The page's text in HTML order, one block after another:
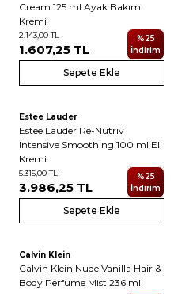
Cream 125 ml Ayak Bakım
Kremi
2.143,00TL
1.607,25 TL
%25
İndirim
Sepete Ekle
Estee Lauder
Estee Lauder Re-Nutriv
Intensive Smoothing 100 ml El
Kremi
5.315,00TL
3.986,25 TL
%25
İndirim
Sepete Ekle
Yeni
Calvin Klein
Calvin Klein Nude Vanilla Hair &
Body Perfume Mist 236 ml